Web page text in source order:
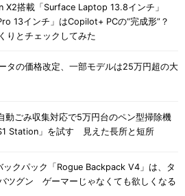
X2搭載「Surface Laptop 13.8インチ」
13インチ」はCopilot+ PCの“完成形”？
りとチェックしてみた
タの価格改定、一部モデルは25万円超の大
動ごみ収集対応で5万円台のペン型掃除機
Station」を試す 見えた長所と短所
ックパック「Rogue Backpack V4」は、タ
ツグン ゲーマーじゃなくても欲しくなる